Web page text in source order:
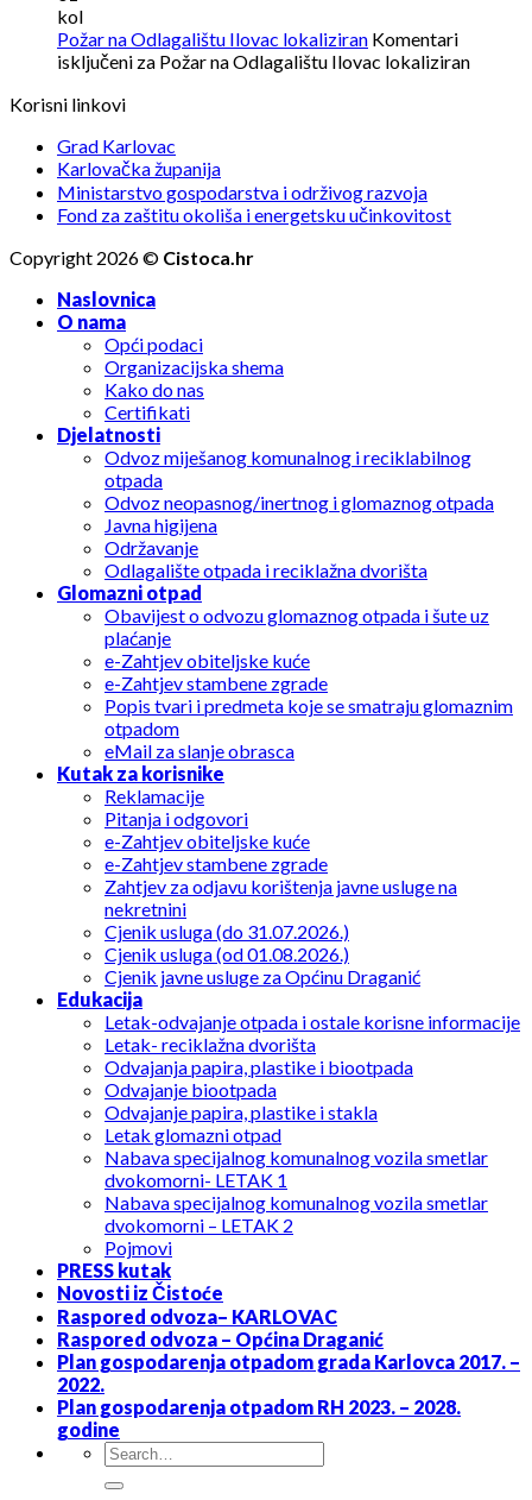
kol
Požar na Odlagalištu Ilovac lokaliziran Komentari
isključeni za Požar na Odlagalištu Ilovac lokaliziran
Korisni linkovi
Grad Karlovac
Karlovačka županija
Ministarstvo gospodarstva i održivog razvoja
Fond za zaštitu okoliša i energetsku učinkovitost
Copyright 2026 © Cistoca.hr
Naslovnica
O nama
Opći podaci
Organizacijska shema
Kako do nas
Certifikati
Djelatnosti
Odvoz miješanog komunalnog i reciklabilnog
otpada
Odvoz neopasnog/inertnog i glomaznog otpada
Javna higijena
Održavanje
Odlagalište otpada i reciklažna dvorišta
Glomazni otpad
Obavijest o odvozu glomaznog otpada i šute uz
plaćanje
e-Zahtjev obiteljske kuće
e-Zahtjev stambene zgrade
Popis tvari i predmeta koje se smatraju glomaznim
otpadom
eMail za slanje obrasca
Kutak za korisnike
Reklamacije
Pitanja i odgovori
e-Zahtjev obiteljske kuće
e-Zahtjev stambene zgrade
Zahtjev za odjavu korištenja javne usluge na
nekretnini
Cjenik usluga (do 31.07.2026.)
Cjenik usluga (od 01.08.2026.)
Cjenik javne usluge za Općinu Draganić
Edukacija
Letak-odvajanje otpada i ostale korisne informacije
Letak- reciklažna dvorišta
Odvajanja papira, plastike i biootpada
Odvajanje biootpada
Odvajanje papira, plastike i stakla
Letak glomazni otpad
Nabava specijalnog komunalnog vozila smetlar
dvokomorni- LETAK 1
Nabava specijalnog komunalnog vozila smetlar
dvokomorni – LETAK 2
Pojmovi
PRESS kutak
Novosti iz Čistoće
Raspored odvoza– KARLOVAC
Raspored odvoza – Općina Draganić
Plan gospodarenja otpadom grada Karlovca 2017. –
2022.
Plan gospodarenja otpadom RH 2023. – 2028.
godine